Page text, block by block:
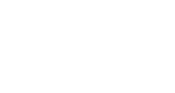
gemeinsamen Veranstaltung,
werden.